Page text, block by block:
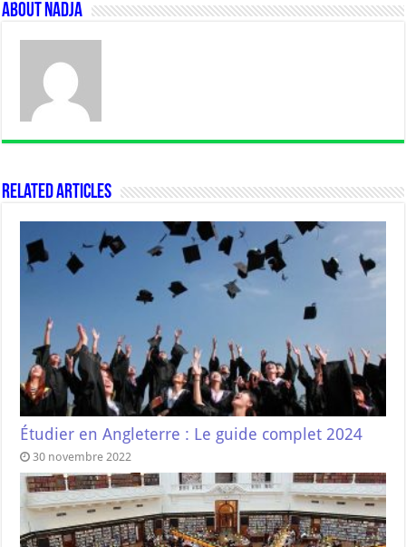
About Nadja
Related Articles
Étudier en Angleterre : Le guide complet 2024
30 novembre 2022